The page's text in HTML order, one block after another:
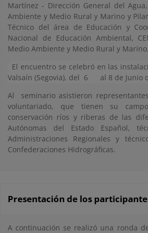
Martínez - Dirección General del
Ambiente y Medio Rural y Marino y
Técnico del área de Educación y
Nacional de Educación Ambiental,
Medio Ambiente y Medio Rural y Marino.
El encuentro se celebró en las
Valsaín (Segovia), del 6
al 8 de Junio
Al seminario asistieron
voluntariado, que tienen su
conservación ríos y riberas de las
Autónomas del Estado Español,
Administraciones Regionales y
Confederaciones Hidrográficas.
Presentación de los
A continuación se realizó una ronda